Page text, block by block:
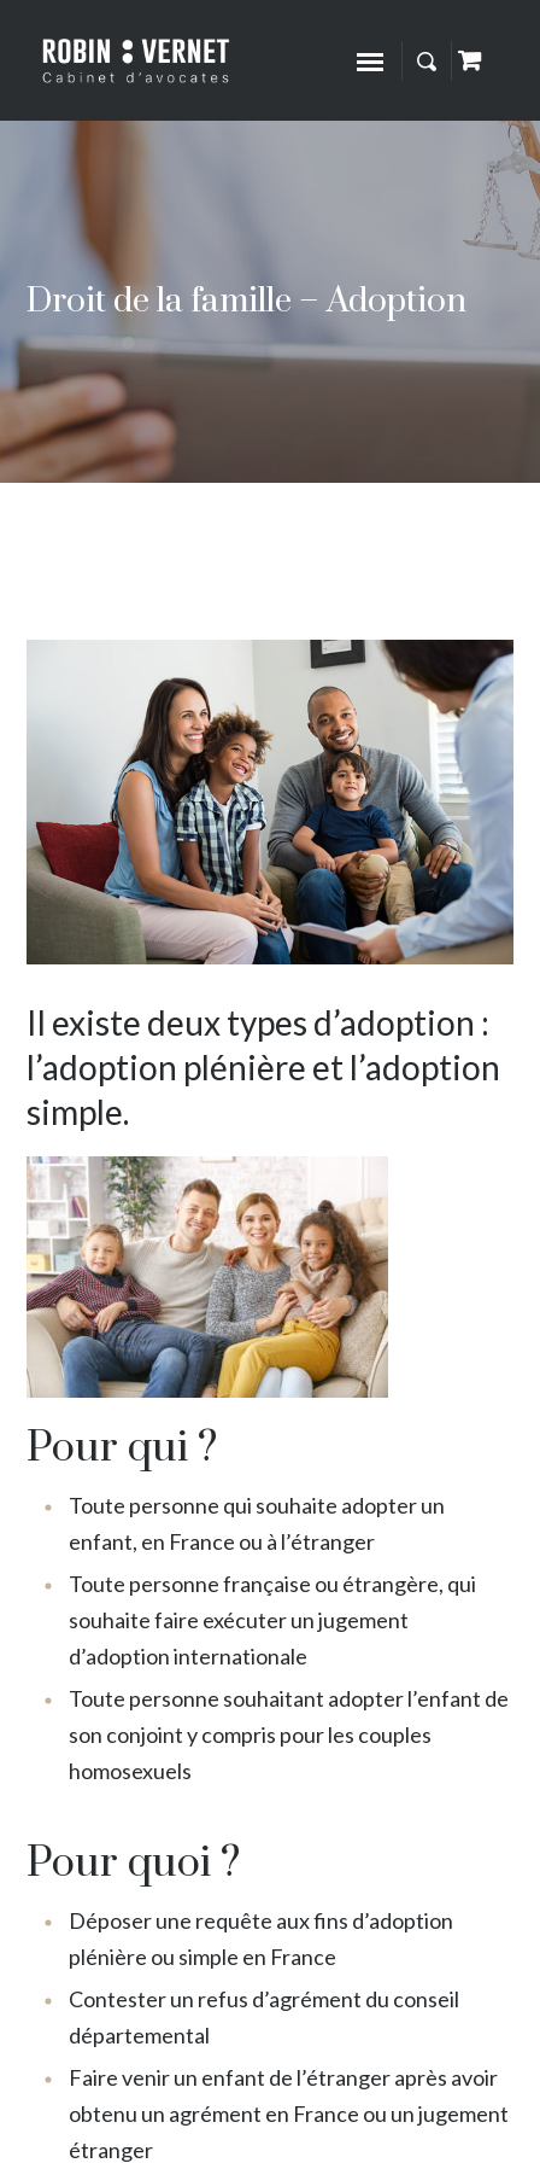
Droit de la famille – Adoption
Il existe deux types d’adoption :
l’adoption plénière et l’adoption
simple.
Pour qui ?
Toute personne qui souhaite adopter un
enfant, en France ou à l’étranger
Toute personne française ou étrangère, qui
souhaite faire exécuter un jugement
d’adoption internationale
Toute personne souhaitant adopter l’enfant de
son conjoint y compris pour les couples
homosexuels
Pour quoi ?
Déposer une requête aux fins d’adoption
plénière ou simple en France
Contester un refus d’agrément du conseil
départemental
Faire venir un enfant de l’étranger après avoir
obtenu un agrément en France ou un jugement
étranger